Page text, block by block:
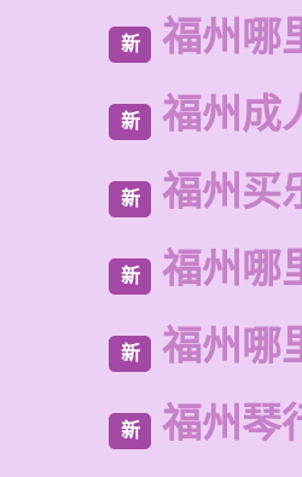
新 福州哪
新 福州成
新 福州买
新 福州哪
新 福州哪
新 福州琴